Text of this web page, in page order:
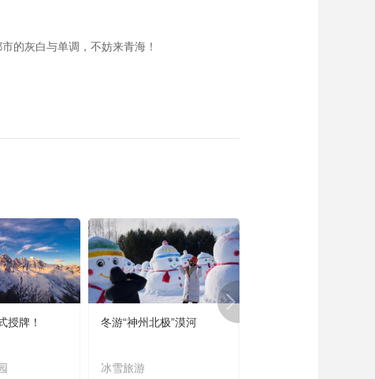
的灰白与单调，不妨来青海！
授牌！ 冬游“神州北极”漠河
冰雪旅游